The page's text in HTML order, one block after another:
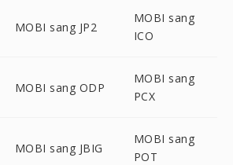
MOBI sang JP2
MOBI sang
ICO
MOBI sang ODP
MOBI sang
PCX
MOBI sang JBIG
MOBI sang
POT